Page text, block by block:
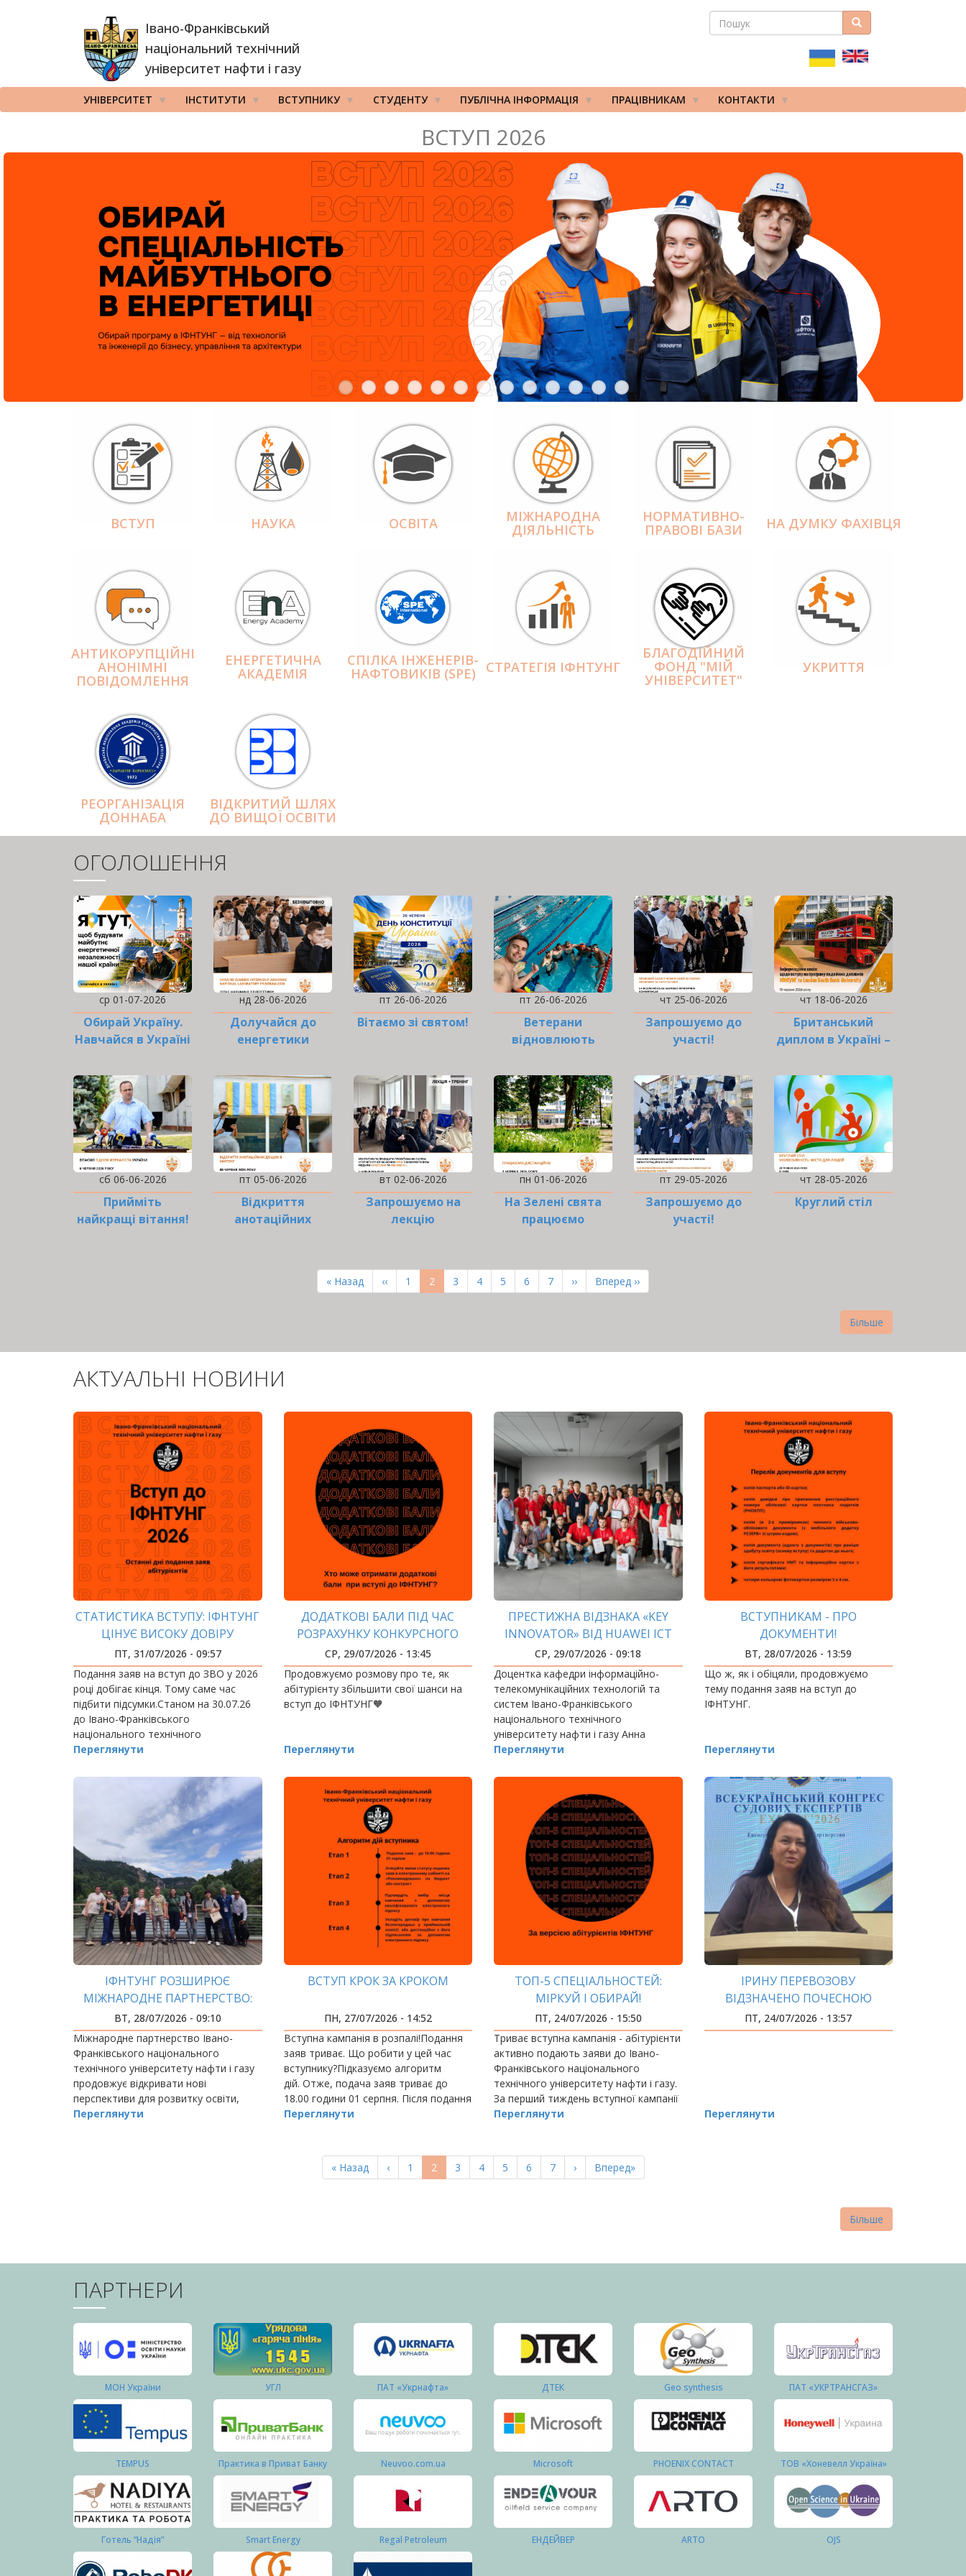
Івано-Франківський
національний технічний
університет нафти і газу
ПОШУКОВА
ПОШУК Пошук
УНІВЕРСИТЕТ ІНСТИТУТИ ВСТУПНИКУ СТУДЕНТУ ПУБЛІЧНА ІНФОРМАЦІЯ ПРАЦІВНИКАМ КОНТАКТИ
ВСТУП 2026
ВСТУП НАУКА ОСВІТА МІЖНАРОДНА
ДІЯЛЬНІCТЬ
НОРМАТИВНО-
ПРАВОВІ БАЗИ НА ДУМКУ ФАХІВЦЯ
АНТИКОРУПЦІЙНІ
АНОНІМНІ
ПОВІДОМЛЕННЯ
ЕНЕРГЕТИЧНА
АКАДЕМІЯ
СПІЛКА ІНЖЕНЕРІВ-
НАФТОВИКІВ (SPE) СТРАТЕГІЯ ІФНТУНГ
БЛАГОДІЙНИЙ
ФОНД "МІЙ
УНІВЕРСИТЕТ"
УКРИТТЯ
РЕОРГАНІЗАЦІЯ
ДОННАБА
ВІДКРИТИЙ ШЛЯХ
ДО ВИЩОЇ ОСВІТИ
ОГОЛОШЕННЯ
ср 01-07-2026
Обирай Україну.
Навчайся в Україні
нд 28-06-2026
Долучайся до
енергетики
сьогодні!
пт 26-06-2026
Вітаємо зі святом!
пт 26-06-2026
Ветерани
відновлюють
параплавання в…
чт 25-06-2026
Запрошуємо до
участі!
чт 18-06-2026
Британський
диплом в Україні –
сб 06-06-2026
Прийміть
найкращі вітання!
пт 05-06-2026
Відкриття
анотаційних
вт 02-06-2026
Запрошуємо на
лекцію
пн 01-06-2026
На Зелені свята
працюємо
пт 29-05-2026
Запрошуємо до
участі!
чт 28-05-2026
Круглий стіл
Перша
сторінка
« Назад
Попередня
сторінка
‹‹ Page
1
Поточна
сторінка
2 Page
3 Page
4 Page
5 Page
6 Page
7
Наступна
сторінка
››
Остання
сторінка
Вперед ››
Більше
АКТУАЛЬНІ НОВИНИ
СТАТИСТИКА ВСТУПУ: ІФНТУНГ
ЦІНУЄ ВИСОКУ ДОВІРУ
ПТ, 31/07/2026 - 09:57
Подання заяв на вступ до ЗВО у 2026
році добігає кінця. Тому саме час
підбити підсумки.Станом на 30.07.26
до Івано-Франківського
національного технічного
університету нафти і газу надійшло
конкурсі 8423…
Переглянути
ДОДАТКОВІ БАЛИ ПІД ЧАС
РОЗРАХУНКУ КОНКУРСНОГО
БАЛА ДЛЯ ВСТУПУ
СР, 29/07/2026 - 13:45
Продовжуємо розмову про те, як
абітурієнту збільшити свої шанси на
вступ до ІФНТУНГ🧡
Переглянути
ПРЕСТИЖНА ВІДЗНАКА «KEY
INNOVATOR» ВІД HUAWEI ICT
ACADEMY
СР, 29/07/2026 - 09:18
Доцентка кафедри інформаційно-
телекомунікаційних технологій та
систем Івано-Франківського
національного технічного
університету нафти і газу Анна
Воропаєва стала лауреаткою
яку вручили під час церемонії…
Переглянути
ВСТУПНИКАМ - ПРО
ДОКУМЕНТИ!
ВТ, 28/07/2026 - 13:59
Що ж, як і обіцяли, продовжуємо
тему подання заяв на вступ до
ІФНТУНГ.
Переглянути
ІФНТУНГ РОЗШИРЮЄ
МІЖНАРОДНЕ ПАРТНЕРСТВО:
НОВІ МОЖЛИВОСТІ ДЛЯ
ОСВІТИ, НАУКИ ТА
АКАДЕМІЧНОЇ МОБІЛЬНОСТІ
ВТ, 28/07/2026 - 09:10
Міжнародне партнерство Івано-
Франківського національного
технічного університету нафти і газу
продовжує відкривати нові
перспективи для розвитку освіти,
науки та професійного зростання
Переглянути
ВСТУП КРОК ЗА КРОКОМ
ПН, 27/07/2026 - 14:52
Вступна кампанія в розпалі!Подання
заяв триває. Що робити у цей час
вступнику?Підказуємо алгоритм
дій. Отже, подача заяв триває до
18.00 години 01 серпня. Після подання
заяв чекаємо на зміну статусу
Переглянути
ТОП-5 СПЕЦІАЛЬНОСТЕЙ:
МІРКУЙ І ОБИРАЙ!
ПТ, 24/07/2026 - 15:50
Триває вступна кампанія - абітурієнти
активно подають заяви до Івано-
Франківського національного
технічного університету нафти і газу.
За перший тиждень вступної кампанії
надійшло заяв: у 2024 році - 2026; у
Переглянути
ІРИНУ ПЕРЕВОЗОВУ
ВІДЗНАЧЕНО ПОЧЕСНОЮ
ВІДЗНАКОЮ «ЗАСЛУЖЕНИЙ
СУДОВИЙ ЕКСПЕРТ СОЮЗУ
ПТ, 24/07/2026 - 13:57
Переглянути
Перша
сторінка
« Назад
Попередня
сторінка
‹ Page
1
Поточна
сторінка
2 Page
3 Page
4 Page
5 Page
6 Page
7
Наступна
сторінка
›
Остання
сторінка
Вперед»
Більше
ПАРТНЕРИ
МОН України УГЛ ПАТ «Укрнафта» ДТЕК Geo synthesis ПАТ «УКРТРАНСГАЗ»
TEMPUS Практика в Приват Банку Neuvoo.com.ua Microsoft PHOENIX CONTACT ТОВ «Хоневелл Україна»
Готель “Надія” Smart Energy Regal Petroleum ЕНДЕЙВЕР ARTO OJS